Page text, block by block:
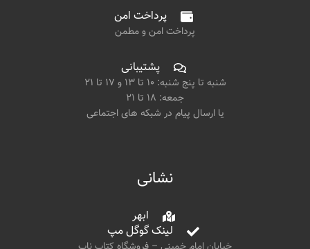
پرداخت امن
پرداخت امن و مطمن
پشتیبانی
شنبه تا پنج شنبه: ۱۰ تا ۱۳ و ۱۷ تا ۲۱
جمعه: ۱۸ تا ۲۱
یا ارسال پیام در شبکه های اجتماعی
نشانی
ابهر
لینک گوگل مپ